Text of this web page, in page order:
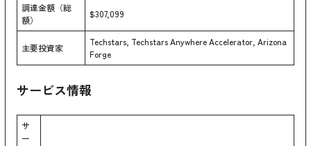
調達金額（総
額）
$307,099
主要投資家
Techstars, Techstars Anywhere Accelerator, Arizona
Forge
サービス情報
サ
ー